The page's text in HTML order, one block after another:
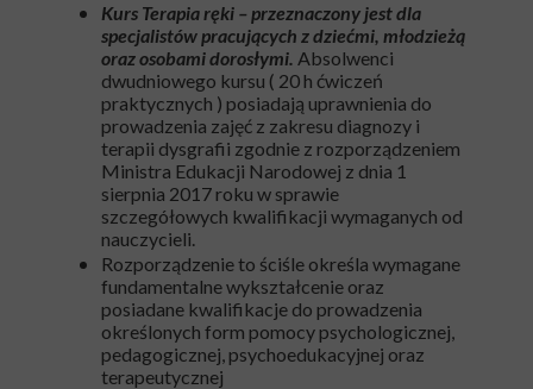
Kurs Terapia ręki – przeznaczony jest dla
specjalistów pracujących z dziećmi, młodzieżą
oraz osobami dorosłymi. Absolwenci
dwudniowego kursu ( 20 h ćwiczeń
praktycznych ) posiadają uprawnienia do
prowadzenia zajęć z zakresu diagnozy i
terapii dysgrafii zgodnie z rozporządzeniem
Ministra Edukacji Narodowej z dnia 1
sierpnia 2017 roku w sprawie
szczegółowych kwalifikacji wymaganych od
nauczycieli.
Rozporządzenie to ściśle określa wymagane
fundamentalne wykształcenie oraz
posiadane kwalifikacje do prowadzenia
określonych form pomocy psychologicznej,
pedagogicznej, psychoedukacyjnej oraz
terapeutycznej